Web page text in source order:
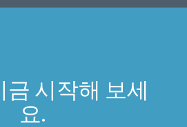
금 시작해 보세
요.